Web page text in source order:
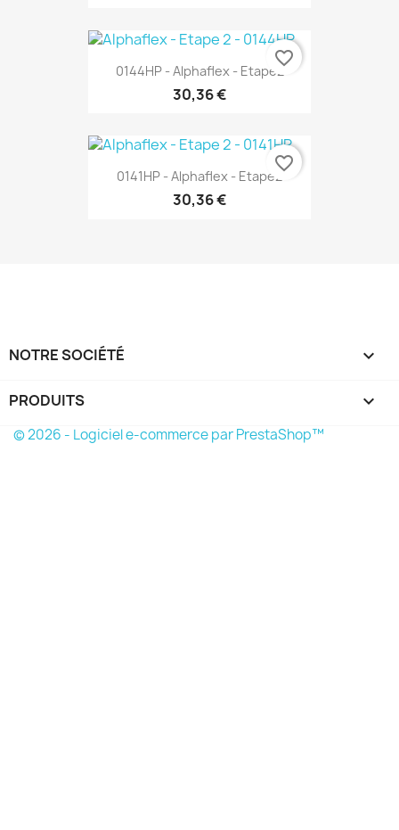
0144HP - Alphaflex - Etape2
30,36 €
favorite_border
0141HP - Alphaflex - Etape2
30,36 €
favorite_border
NOTRE SOCIÉTÉ 
PRODUITS 
© 2026 - Logiciel e-commerce par PrestaShop™